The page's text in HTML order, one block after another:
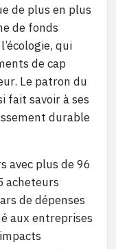
de plus en plus
de fonds
qui
de cap
Le patron du
fait savoir à ses
durable
avec plus de 96
acheteurs
de dépenses
aux entreprises